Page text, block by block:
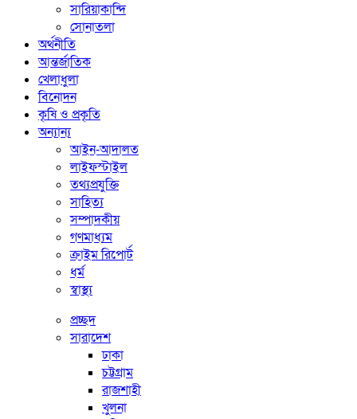
সারিয়াকান্দি
সোনাতলা
অর্থনীতি
আন্তর্জাতিক
খেলাধুলা
বিনোদন
কৃষি ও প্রকৃতি
অন্যান্য
আইন-আদালত
লাইফস্টাইল
তথ্যপ্রযুক্তি
সাহিত্য
সম্পাদকীয়
গণমাধ্যম
ক্রাইম রিপোর্ট
ধর্ম
স্বাস্থ্য
প্রচ্ছদ
সারাদেশ
ঢাকা
চট্টগ্রাম
রাজশাহী
খুলনা